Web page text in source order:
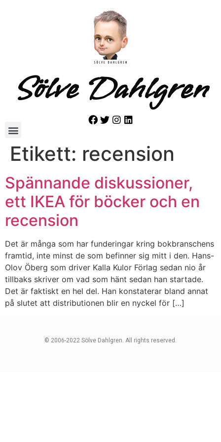
Sölve Dahlgren
Etikett: recension
Spännande diskussioner,
ett IKEA för böcker och en
recension
Det är många som har funderingar kring bokbranschens
framtid, inte minst de som befinner sig mitt i den. Hans-
Olov Öberg som driver Kalla Kulor Förlag sedan nio år
tillbaks skriver om vad som hänt sedan han startade.
Det är faktiskt en hel del. Han konstaterar bland annat
på slutet att distributionen blir en nyckel för […]
© 2006-2022 Sölve Dahlgren. All rights reserved.